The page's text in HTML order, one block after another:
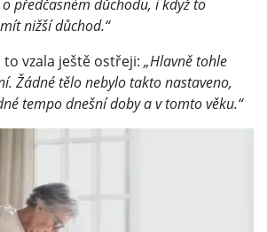
předčasném důchodu, i když to
nižší důchod.“
vzala ještě ostřeji: „Hlavně tohle
Žádné tělo nebylo takto nastaveno,
tempo dnešní doby a v tomto věku.“